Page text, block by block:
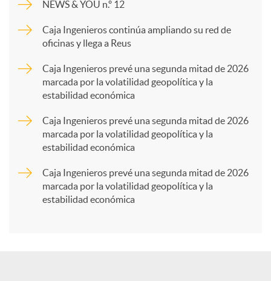
p
a
NEWS & YOU n.º 12
Caja Ingenieros continúa ampliando su red de
oficinas y llega a Reus
Caja Ingenieros prevé una segunda mitad de 2026
marcada por la volatilidad geopolítica y la
estabilidad económica
Caja Ingenieros prevé una segunda mitad de 2026
marcada por la volatilidad geopolítica y la
estabilidad económica
Caja Ingenieros prevé una segunda mitad de 2026
marcada por la volatilidad geopolítica y la
estabilidad económica